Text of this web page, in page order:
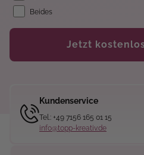
Beides
Jetzt
Kundenservice
Tel.: +49 7156 165 01 15
info@topp-kreativ.de